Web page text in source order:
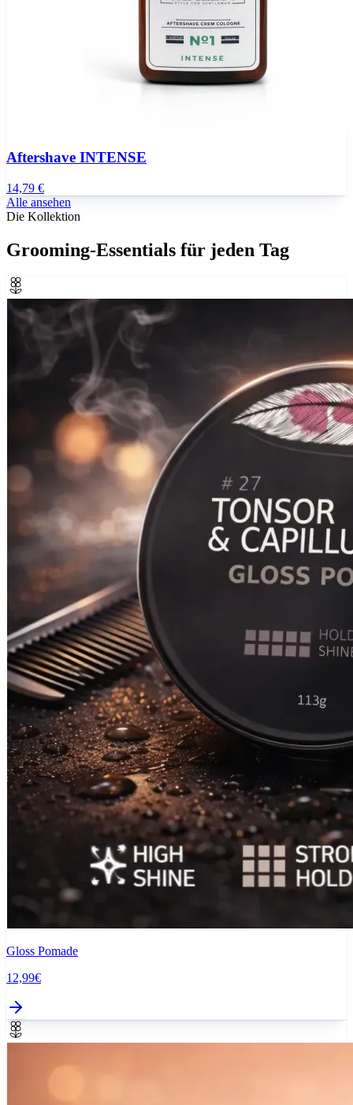
Aftershave INTENSE
14,79 €
Alle ansehen
Die Kollektion
Grooming-Essentials für jeden Tag
Gloss Pomade
12,99€